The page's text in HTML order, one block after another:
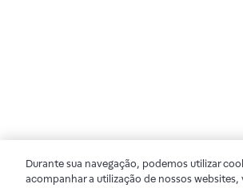
Durante sua navegação, podemos utilizar
acompanhar a utilização de nossos